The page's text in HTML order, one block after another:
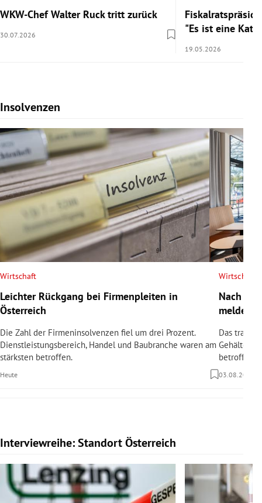
WKW-Chef Walter Ruck tritt zurück
30.07.2026
"Es ist eine
19.05.2026
Insolvenzen
Slide 1 von 7
Wirtschaft
Leichter Rückgang bei Firmenpleiten in
Österreich
Die Zahl der Firmeninsolvenzen fiel um drei Prozent.
Dienstleistungsbereich, Handel und Baubranche waren am
stärksten betroffen.
Heute
Wirtschaft
Nach
meldet
Das
Gehälter
betroffen.
03.08.2026
Interviewreihe: Standort Österreich
Slide 1 von 20